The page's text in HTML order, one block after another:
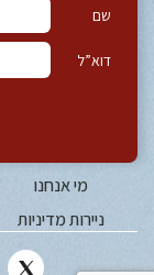
שם
דוא”ל
מי אנחנו
ניירות מדיניות